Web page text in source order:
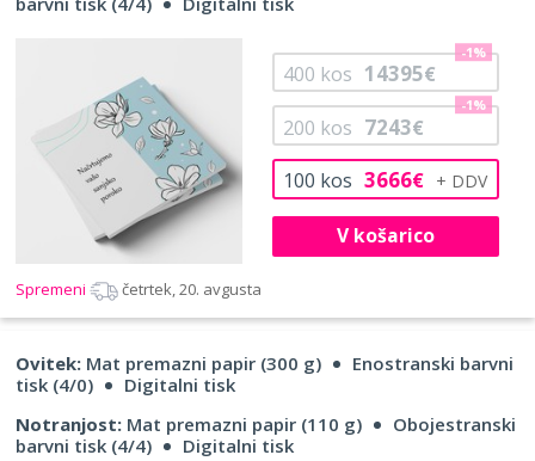
100 kos 3666€
200 kos 7243€
-1%
400 kos 14395€
-1%
V košarico
Spremeni četrtek, 20. avgusta
Ovitek: Mat premazni papir (300 g)
Enostranski barvni
tisk (4/0)
Digitalni tisk
Notranjost: Mat premazni papir (110 g)
Obojestranski
barvni tisk (4/4)
Digitalni tisk